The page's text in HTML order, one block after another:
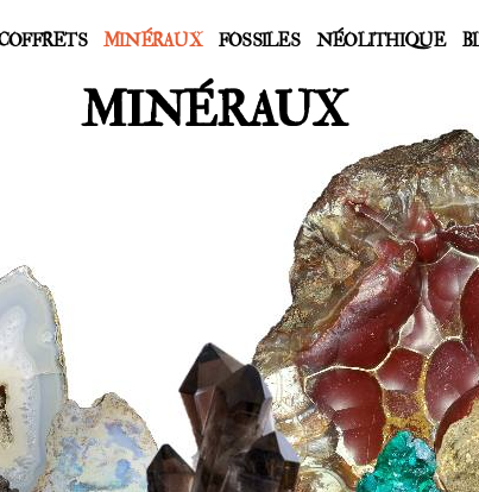
MINÉRAUX FOSSILES NÉOLITHIQUE
MINÉRAUX